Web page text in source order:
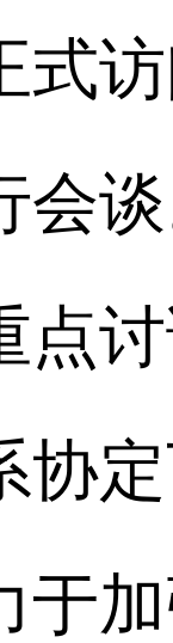
式
会
点
协
于